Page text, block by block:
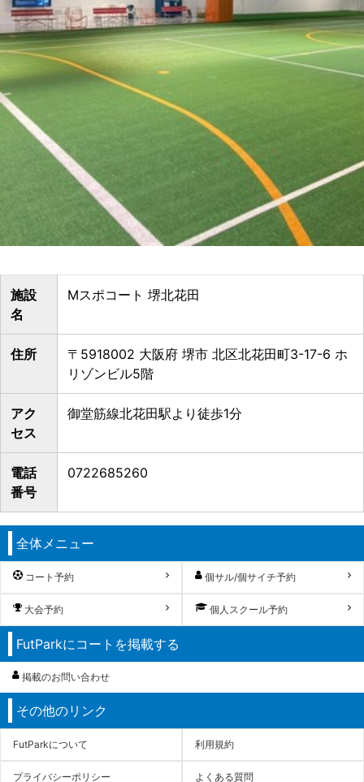
施設
名
Mスポコート 堺北花田
住所
〒5918002 大阪府 堺市 北区北花田町3-17-6 ホ
リゾンビル5階
アク
セス
御堂筋線北花田駅より徒歩1分
電話
番号
0722685260
全体メニュー
コート予約 個サル/個サイチ予約
大会予約 個人スクール予約
FutParkにコートを掲載する
掲載のお問い合わせ
その他のリンク
FutParkについて 利用規約
プライバシーポリシー よくある質問